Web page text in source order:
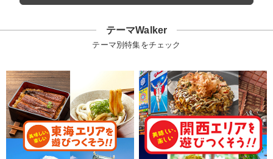
テーマWalker
テーマ別特集をチェック